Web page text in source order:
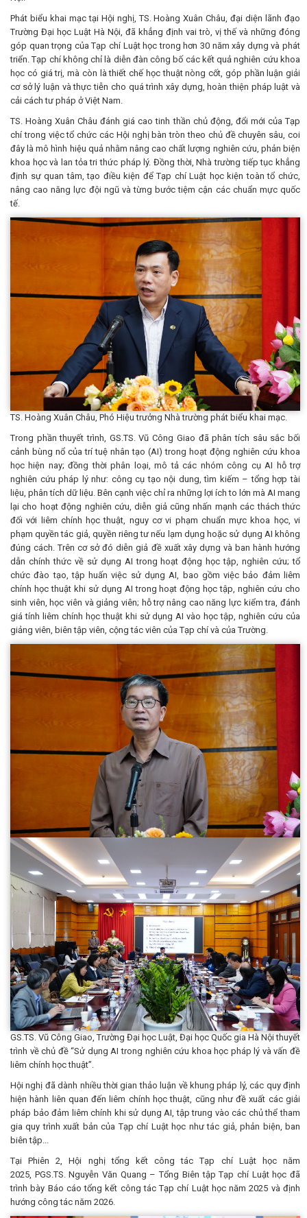
Phát biểu khai mạc tại Hội nghị, TS. Hoàng Xuân Châu, đại diện lãnh đạo
Trường Đại học Luật Hà Nội, đã khẳng định vai trò, vị thế và những đóng
góp quan trọng của Tạp chí Luật học trong hơn 30 năm xây dựng và phát
triển. Tạp chí không chỉ là diễn đàn công bố các kết quả nghiên cứu khoa
học có giá trị, mà còn là thiết chế học thuật nòng cốt, góp phần luận giải
cơ sở lý luận và thực tiễn cho quá trình xây dựng, hoàn thiện pháp luật và
cải cách tư pháp ở Việt Nam.
TS. Hoàng Xuân Châu đánh giá cao tinh thần chủ động, đổi mới của Tạp
chí trong việc tổ chức các Hội nghị bàn tròn theo chủ đề chuyên sâu, coi
đây là mô hình hiệu quả nhằm nâng cao chất lượng nghiên cứu, phản biện
khoa học và lan tỏa tri thức pháp lý. Đồng thời, Nhà trường tiếp tục khẳng
định sự quan tâm, tạo điều kiện để Tạp chí Luật học kiện toàn tổ chức,
nâng cao năng lực đội ngũ và từng bước tiệm cận các chuẩn mực quốc
tế.
TS. Hoàng Xuân Châu, Phó Hiệu trưởng Nhà trường phát biểu khai mạc.
Trong phần thuyết trình, GS.TS. Vũ Công Giao đã phân tích sâu sắc bối
cảnh bùng nổ của trí tuệ nhân tạo (AI) trong hoạt động nghiên cứu khoa
học hiện nay; đồng thời phân loại, mô tả các nhóm công cụ AI hỗ trợ
nghiên cứu pháp lý như: công cụ tạo nội dung, tìm kiếm – tổng hợp tài
liệu, phân tích dữ liệu. Bên cạnh việc chỉ ra những lợi ích to lớn mà AI mang
lại cho hoạt động nghiên cứu, diễn giả cũng nhấn mạnh các thách thức
đối với liêm chính học thuật, nguy cơ vi phạm chuẩn mực khoa học, vi
phạm quyền tác giả, quyền riêng tư nếu lạm dụng hoặc sử dụng AI không
đúng cách. Trên cơ sở đó diễn giả đề xuất xây dựng và ban hành hướng
dẫn chính thức về sử dụng AI trong hoạt động học tập, nghiên cứu; tổ
chức đào tạo, tập huấn việc sử dụng AI, bao gồm việc bảo đảm liêm
chính học thuật khi sử dụng AI trong hoạt động học tập, nghiên cứu cho
sinh viên, học viên và giảng viên; hỗ trợ nâng cao năng lực kiểm tra, đánh
giá tính liêm chính học thuật khi sử dụng AI vào học tập, nghiên cứu của
giảng viên, biên tập viên, cộng tác viên của Tạp chí và của Trường.
GS.TS. Vũ Công Giao, Trường Đại học Luật, Đại học Quốc gia Hà Nội thuyết
trình về chủ đề “Sử dụng AI trong nghiên cứu khoa học pháp lý và vấn đề
liêm chính học thuật”.
Hội nghị đã dành nhiều thời gian thảo luận về khung pháp lý, các quy định
hiện hành liên quan đến liêm chính học thuật, cũng như đề xuất các giải
pháp bảo đảm liêm chính khi sử dụng AI, tập trung vào các chủ thể tham
gia quy trình xuất bản của Tạp chí Luật học như tác giả, phản biện, ban
biên tập...
Tại Phiên 2, Hội nghị tổng kết công tác Tạp chí Luật học năm
2025, PGS.TS. Nguyễn Văn Quang – Tổng Biên tập Tạp chí Luật học đã
trình bày Báo cáo tổng kết công tác Tạp chí Luật học năm 2025 và định
hướng công tác năm 2026.